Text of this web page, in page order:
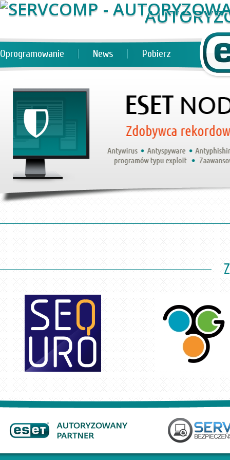
Oprogramowanie News Pobierz